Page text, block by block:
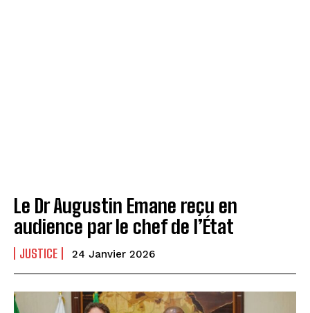
Le Dr Augustin Emane reçu en
audience par le chef de l’État
JUSTICE 24 Janvier 2026